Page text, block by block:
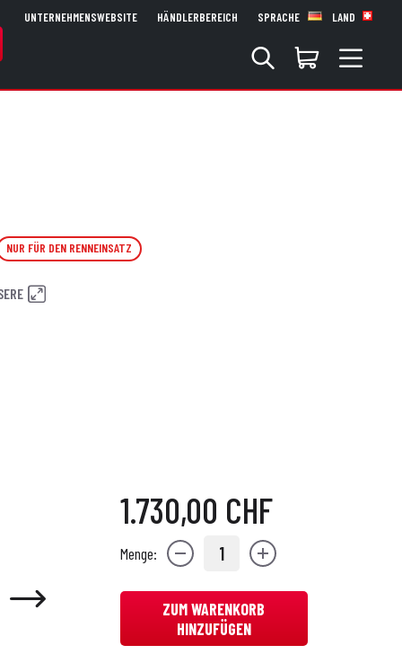
UNTERNEHMENSWEBSITE HÄNDLERBEREICH SPRACHE LAND
NUR FÜR DEN RENNEINSATZ
1.730,00 CHF
Menge: 1
ZUM WARENKORB
HINZUFÜGEN